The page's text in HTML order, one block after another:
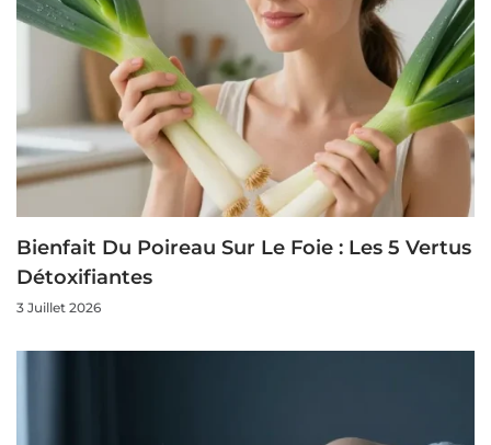
Bienfait Du Poireau Sur Le Foie : Les 5 Vertus
Détoxifiantes
3 Juillet 2026